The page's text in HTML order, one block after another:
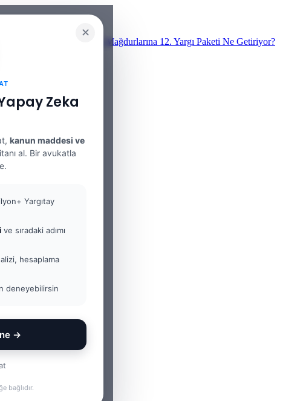
✕
Zeka
kanun maddesi ve
al. Bir avukatla
Yargıtay
ve sıradaki adımı
hesaplama
deneyebilirsin
→
bağlıdır.
Başıma Ne Gelir? IBAN Mağdurlarına 12. Yargı Paketi Ne Getiriyor?